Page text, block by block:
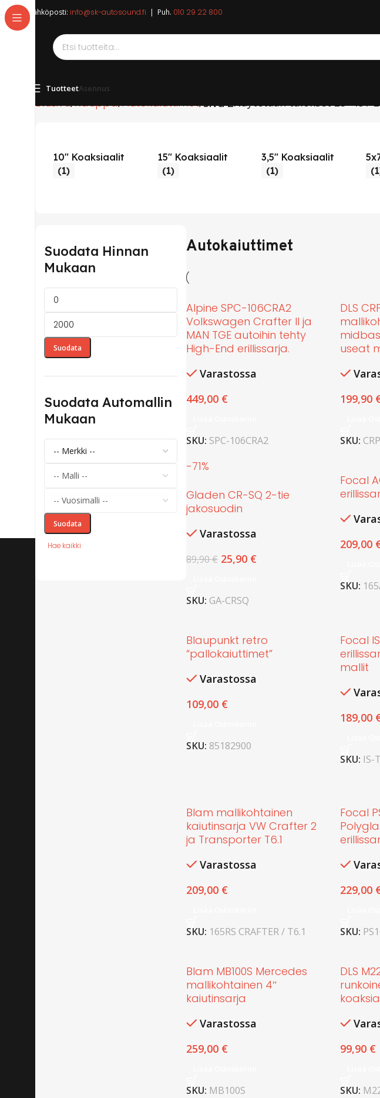
Sähköposti: info@sk-autosound.fi | Puh. 010 29 22 800
TuotteetAsennus
Etusivu Kauppa Autokaiuttimet Sivu 2Näytetään tulokset 25–48 /
10" Koaksiaalit
(1)
15" Koaksiaalit
(1)
3,5" Koaksiaalit
(1)
Suodata Hinnan
Mukaan
Suodata
Suodata Automallin
Mukaan
Suodata
Hae kaikki
Autokaiuttimet
Alpine SPC-106CRA2
Volkswagen Crafter II ja
MAN TGE autoihin tehty
High-End erillissarja.
Varastossa
449,00 €
SKU: SPC-106CRA2
DLS
useat
199,90
SKU:
-71%
Gladen CR-SQ 2-tie
jakosuodin
Varastossa
89,90€ 25,90 €
SKU: GA-CRSQ
Focal
209,00
SKU:
Blaupunkt retro
“pallokaiuttimet”
Varastossa
109,00 €
SKU: 85182900
Focal
mallit
189,00
SKU: IS-
Blam mallikohtainen
kaiutinsarja VW Crafter 2
ja Transporter T6.1
Varastossa
209,00 €
SKU: 165RS CRAFTER / T6.1
Focal
229,00
SKU:
Blam MB100S Mercedes
mallikohtainen 4″
kaiutinsarja
Varastossa
259,00 €
SKU: MB100S
DLS
99,90 €
SKU: